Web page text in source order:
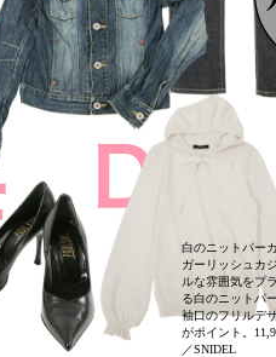
白のニットパー
ガーリッシュカ
ルな雰囲気をプ
る白のニットパ
袖口のフリルデ
がポイント。
／SNIDEL